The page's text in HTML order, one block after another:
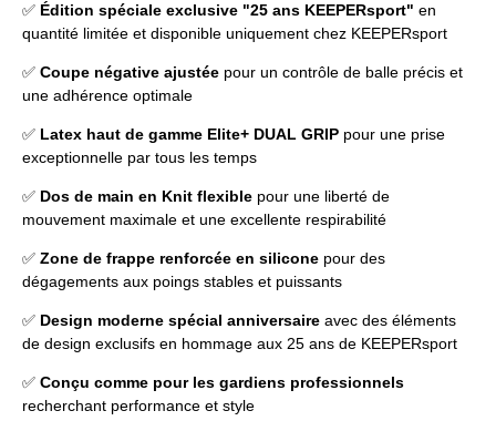
✅ Édition spéciale exclusive "25 ans KEEPERsport" en
quantité limitée et disponible uniquement chez KEEPERsport
✅ Coupe négative ajustée pour un contrôle de balle précis et
une adhérence optimale
✅ Latex haut de gamme Elite+ DUAL GRIP pour une prise
exceptionnelle par tous les temps
✅ Dos de main en Knit flexible pour une liberté de
mouvement maximale et une excellente respirabilité
✅ Zone de frappe renforcée en silicone pour des
dégagements aux poings stables et puissants
✅ Design moderne spécial anniversaire avec des éléments
de design exclusifs en hommage aux 25 ans de KEEPERsport
✅ Conçu comme pour les gardiens professionnels
recherchant performance et style